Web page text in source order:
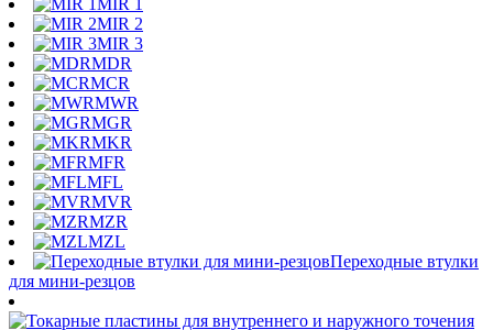
MIR 1
MIR 2
MIR 3
MDR
MCR
MWR
MGR
MKR
MFR
MFL
MVR
MZR
MZL
Переходные втулки
для мини-резцов